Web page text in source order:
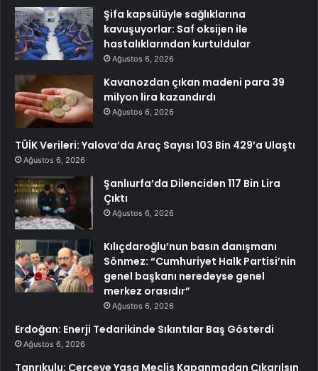
Şifa kapsülüyle sağlıklarına
kavuşuyorlar: Saf oksijen ile
hastalıklarından kurtuldular
Ağustos 6, 2026
Kavanozdan çıkan madeni para 39
milyon lira kazandırdı
Ağustos 6, 2026
TÜİK Verileri: Yalova’da Araç Sayısı 103 Bin 429’a Ulaştı
Ağustos 6, 2026
Şanlıurfa’da Dilenciden 117 Bin Lira
Çıktı
Ağustos 6, 2026
Kılıçdaroğlu’nun basın danışmanı
Sönmez: “Cumhuriyet Halk Partisi’nin
genel başkanı neredeyse genel
merkez orasıdır”
Ağustos 6, 2026
Erdoğan: Enerji Tedarikinde Sıkıntılar Baş Gösterdi
Ağustos 6, 2026
Tanrıkulu: Çerçeve Yasa Meclis Kapanmadan Çıkarılsın